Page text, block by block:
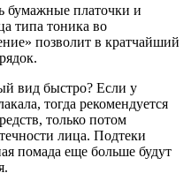
бумажные платочки и
типа тоника во
позволит в кратчайший
вид быстро? Если у
тогда рекомендуется
только потом
лица. Подтеки
помада еще больше будут